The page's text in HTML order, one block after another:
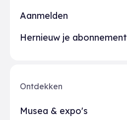
Ontdekken
Musea & expo's
Aanmelden
Hernieuw je abonnement